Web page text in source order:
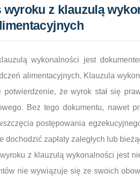
wyroku z klauzulą
wykonalności jest
alimentacyjnych. Klauzula
potwierdzenie, że wyrok stał się
Bez tego dokumentu, nawet
postępowania
dochodzić zapłaty zaległych lub
z klauzulą wykonalności jest
nie wywiązuje się ze swoich